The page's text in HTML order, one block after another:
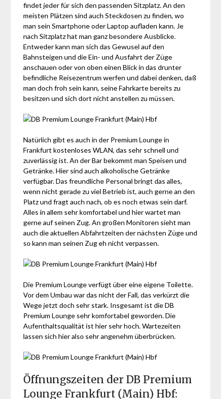
findet jeder für sich den passenden Sitzplatz. An den
meisten Plätzen sind auch Steckdosen zu finden, wo
man sein Smartphone oder Laptop aufladen kann. Je
nach Sitzplatz hat man ganz besondere Ausblicke.
Entweder kann man sich das Gewusel auf den
Bahnsteigen und die Ein- und Ausfahrt der Züge
anschauen oder von oben einen Blick in das drunter
befindliche Reisezentrum werfen und dabei denken, daß
man doch froh sein kann, seine Fahrkarte bereits zu
besitzen und sich dort nicht anstellen zu müssen.
Natürlich gibt es auch in der Premium Lounge in
Frankfurt kostenloses WLAN, das sehr schnell und
zuverlässig ist. An der Bar bekommt man Speisen und
Getränke. Hier sind auch alkoholische Getränke
verfügbar. Das freundliche Personal bringt das alles,
wenn nicht gerade zu viel Betrieb ist, auch gerne an den
Platz und fragt auch nach, ob es noch etwas sein darf.
Alles in allem sehr komfortabel und hier wartet man
gerne auf seinen Zug. An großen Monitoren sieht man
auch die aktuellen Abfahrtzeiten der nächsten Züge und
so kann man seinen Zug eh nicht verpassen.
Die Premium Lounge verfügt über eine eigene Toilette.
Vor dem Umbau war das nicht der Fall, das verkürzt die
Wege jetzt doch sehr stark. Insgesamt ist die DB
Premium Lounge sehr komfortabel geworden. Die
Aufenthaltsqualität ist hier sehr hoch. Wartezeiten
lassen sich hier also sehr angenehm überbrücken.
Öffnungszeiten der DB Premium
Lounge Frankfurt (Main) Hbf: